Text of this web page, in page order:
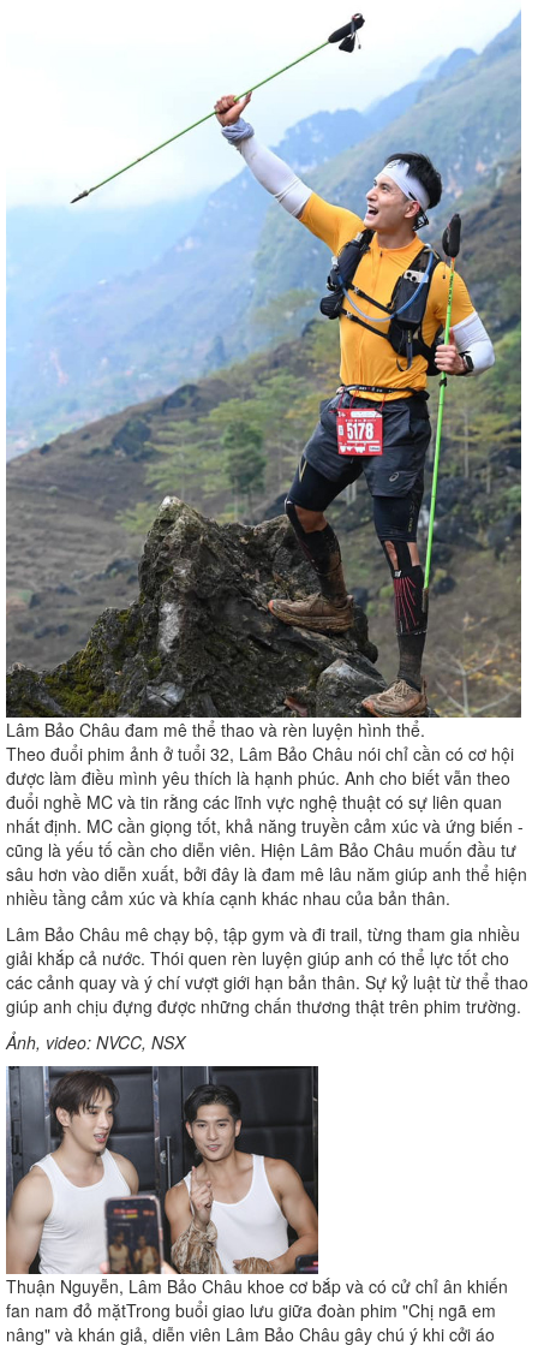
Lâm Bảo Châu đam mê thể thao và rèn luyện hình thể.
Theo đuổi phim ảnh ở tuổi 32, Lâm Bảo Châu nói chỉ cần có cơ hội
được làm điều mình yêu thích là hạnh phúc. Anh cho biết vẫn theo
đuổi nghề MC và tin rằng các lĩnh vực nghệ thuật có sự liên quan
nhất định. MC cần giọng tốt, khả năng truyền cảm xúc và ứng biến -
cũng là yếu tố cần cho diễn viên. Hiện Lâm Bảo Châu muốn đầu tư
sâu hơn vào diễn xuất, bởi đây là đam mê lâu năm giúp anh thể hiện
nhiều tầng cảm xúc và khía cạnh khác nhau của bản thân.
Lâm Bảo Châu mê chạy bộ, tập gym và đi trail, từng tham gia nhiều
giải khắp cả nước. Thói quen rèn luyện giúp anh có thể lực tốt cho
các cảnh quay và ý chí vượt giới hạn bản thân. Sự kỷ luật từ thể thao
giúp anh chịu đựng được những chấn thương thật trên phim trường.
Ảnh, video: NVCC, NSX
Thuận Nguyễn, Lâm Bảo Châu khoe cơ bắp và có cử chỉ ân khiến
fan nam đỏ mặtTrong buổi giao lưu giữa đoàn phim "Chị ngã em
nâng" và khán giả, diễn viên Lâm Bảo Châu gây chú ý khi cởi áo